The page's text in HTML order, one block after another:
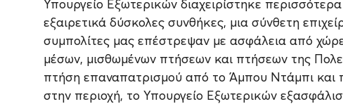
Υπουργείο Εξωτερικών διαχειρίστηκε
εξαιρετικά δύσκολες συνθήκες, μια σύνθετη
συμπολίτες μας επέστρεψαν με ασφάλεια από
μέσων, μισθωμένων πτήσεων και πτήσεων της
πτήση επαναπατρισμού από το Άμπου Ντάμπι και
στην περιοχή, το Υπουργείο Εξωτερικών